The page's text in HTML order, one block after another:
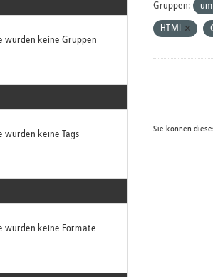
wurden keine Gruppen
wurden keine Tags
wurden keine Formate
Gruppen:
HTML
Sie können